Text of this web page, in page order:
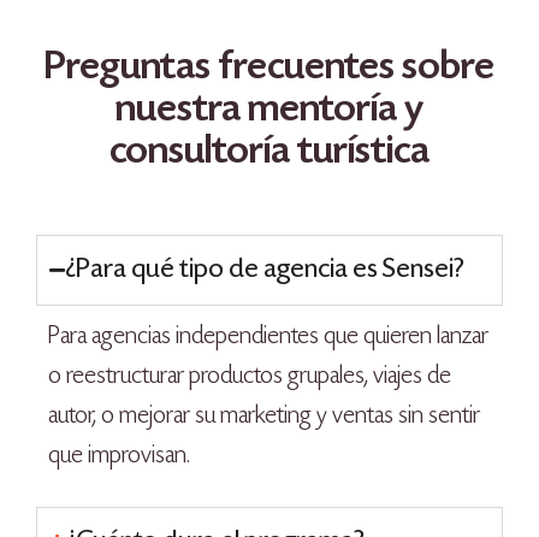
Preguntas frecuentes sobre
nuestra mentoría y
consultoría turística
¿Para qué tipo de agencia es Sensei?
Para agencias independientes que quieren lanzar
o reestructurar productos grupales, viajes de
autor, o mejorar su marketing y ventas sin sentir
que improvisan.